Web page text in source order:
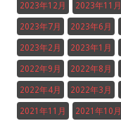
2023年12月 2023年11月
2023年7月 2023年6月
2023年2月 2023年1月
2022年9月 2022年8月
2022年4月 2022年3月
2021年11月 2021年10月